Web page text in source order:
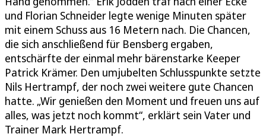
und Florian Schneider legte wenige Minuten später
mit einem Schuss aus 16 Metern nach. Die Chancen,
die sich anschließend für Bensberg ergaben,
entschärfte der einmal mehr bärenstarke Keeper
Patrick Krämer. Den umjubelten Schlusspunkte setzte
Nils Hertrampf, der noch zwei weitere gute Chancen
hatte. „Wir genießen den Moment und freuen uns auf
alles, was jetzt noch kommt“, erklärt sein Vater und
Trainer Mark Hertrampf.